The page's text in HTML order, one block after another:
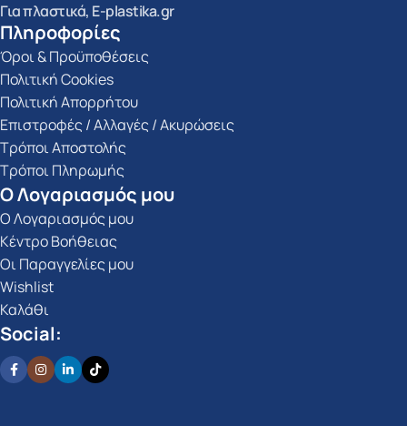
Για πλαστικά, E-plastika.gr
Πληροφορίες
Όροι & Προϋποθέσεις
Πολιτική Cookies
Πολιτική Απορρήτου
Επιστροφές / Αλλαγές / Ακυρώσεις
Τρόποι Αποστολής
Τρόποι Πληρωμής
Ο Λογαριασμός μου
Ο Λογαριασμός μου
Κέντρο Βοήθειας
Οι Παραγγελίες μου
Wishlist
Καλάθι
Social: